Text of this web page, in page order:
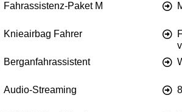
Fahrassistenz-Paket M
Knieairbag Fahrer
Berganfahrassistent
Audio-Streaming